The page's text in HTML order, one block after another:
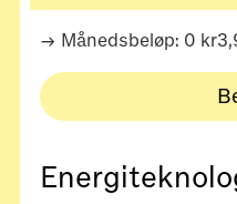
→ Månedsbeløp: 0